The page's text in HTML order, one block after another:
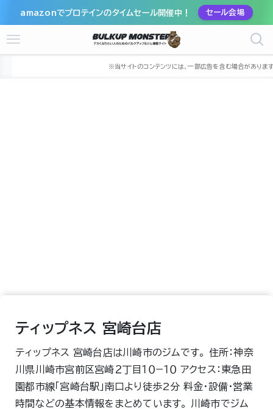
amazonでプロテインのタイムセール開催中！ セール会場
神奈川県 川崎市 川崎市宮前区
ティップネス 宮崎台店
ティップネス 宮崎台店は川崎市のジムです。 住所：神奈
川県川崎市宮前区宮崎２丁目１０−１０ アクセス：東急田
園都市線「宮崎台駅」南口より徒歩2分 料金・設備・営業
時間などの基本情報をまとめています。 川崎市でジム